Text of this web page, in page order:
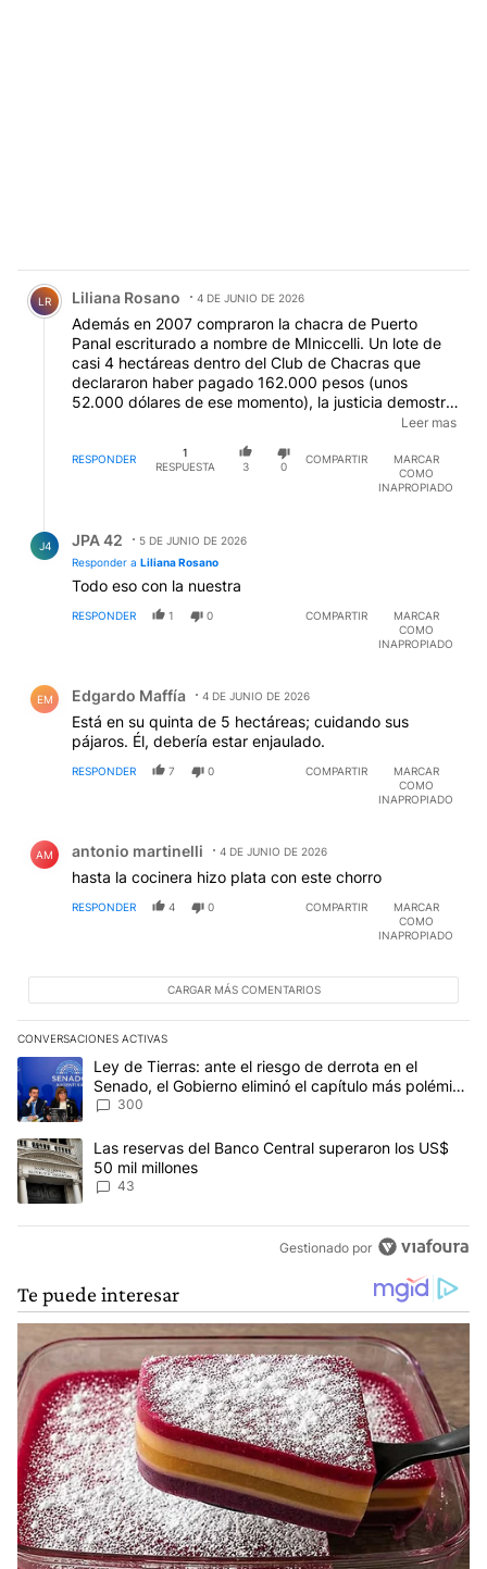
Comentario de Liliana Rosano.
LR Liliana Rosano 4 DE JUNIO DE 2026
Además en 2007 compraron la chacra de Puerto
Panal escriturado a nombre de MIniccelli. Un lote de
casi 4 hectáreas dentro del Club de Chacras que
declararon haber pagado 162.000 pesos (unos
52.000 dólares de ese momento), la justicia demostró
que el valor real de la compra de las acciones de la
firma dueña del lote fue de 597.000 dólares.
Construyeron una casa de dos plantas, casa de
huéspedes, piscina y muelle y lago artificial estimadas
Leer mas
RESPONDER
1
RESPUESTA
3 0
COMPARTIR
MARCAR
COMO
INAPROPIADO
J4 JPA 42
5 DE JUNIO DE 2026
Responder a Liliana Rosano
Todo eso con la nuestra
RESPONDER 1 0 COMPARTIR
MARCAR
COMO
INAPROPIADO
EM Edgardo Maffía 4 DE JUNIO DE 2026
Está en su quinta de 5 hectáreas; cuidando sus
pájaros. Él, debería estar enjaulado.
RESPONDER 7 0 COMPARTIR
MARCAR
COMO
INAPROPIADO
AM antonio martinelli 4 DE JUNIO DE 2026
hasta la cocinera hizo plata con este chorro
RESPONDER 4 0 COMPARTIR
MARCAR
COMO
INAPROPIADO
CARGAR MÁS COMENTARIOS
CONVERSACIONES ACTIVAS
Este listado muestra los artículos con más comentarios en los
Un artículo de tendencia con el título "Ley de Tierras: ante el
Ley de Tierras: ante el riesgo de derrota en el
Senado, el Gobierno eliminó el capítulo más polémico
del proyecto
300
Un artículo de tendencia con el título "Las reservas del Banco
Las reservas del Banco Central superaron los US$
50 mil millones
43
Gestionado por